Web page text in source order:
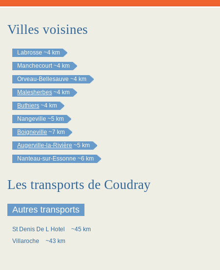
Villes voisines
Labrosse ~4 km
Manchecourt ~4 km
Orveau-Bellesauve ~4 km
Malesherbes ~4 km
Buthiers ~4 km
Nangeville ~5 km
Boigneville ~7 km
Augerville-la-Rivière ~5 km
Nanteau-sur-Essonne ~6 km
Les transports de Coudray
Autres transports
St Denis De L Hotel
~45 km
Villaroche
~43 km